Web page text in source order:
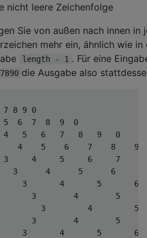
nicht leere Zeichenfolge
Sie von außen nach innen in
mehr ein, ähnlich wie in
length - 1 . Für eine
die Ausgabe also
7 8 9 0
5  6  7  8  9  0
4   5   6   7   8   9   0
4    5    6    7    8    9
3     4     5     6     7
3      4      5      6
3       4       5       6
3        4        5
3         4
3        4        5
3       4       5       6